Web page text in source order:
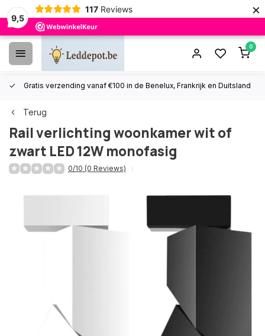
9,5
117 Reviews ×
0
Gratis verzending vanaf €100 in de Benelux, Frankrijk en Duitsland
Terug
Rail verlichting woonkamer wit of
zwart LED 12W monofasig
0/10 (0 Reviews)